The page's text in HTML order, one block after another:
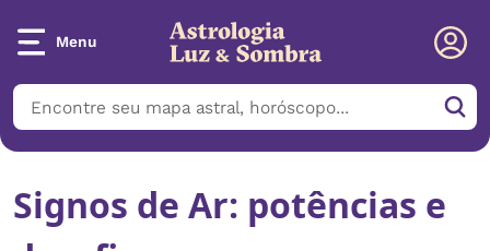
Menu
Signos de Ar: potências e